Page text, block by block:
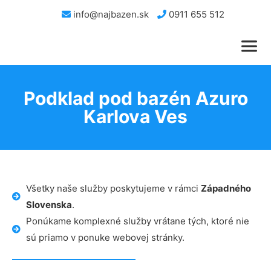
info@najbazen.sk 0911 655 512
Podklad pod bazén Azuro
Karlova Ves
Všetky naše služby poskytujeme v rámci Západného
Slovenska.
Ponúkame komplexné služby vrátane tých, ktoré nie
sú priamo v ponuke webovej stránky.